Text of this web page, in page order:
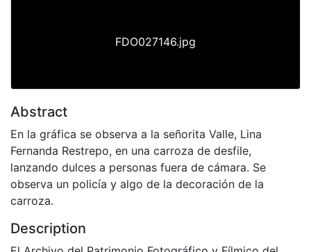
FDO027146.jpg
Abstract
En la gráfica se observa a la señorita Valle, Lina
Fernanda Restrepo, en una carroza de desfile,
lanzando dulces a personas fuera de cámara. Se
observa un policía y algo de la decoración de la
carroza.
Description